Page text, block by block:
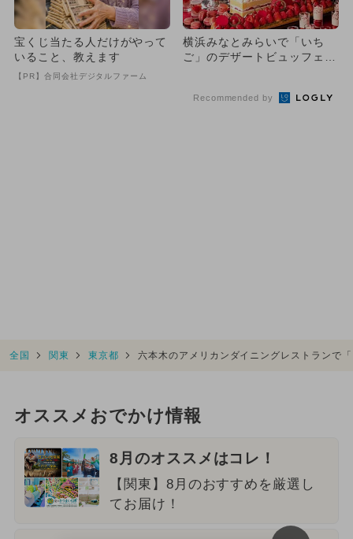
宝くじ当たる人だけがやって
いること、教えます
【PR】合同会社デジタルファーム
横浜みなとみらいで「いち
ご」のデザートビュッフェ
Recommended by
全国 関東 東京都 六本木のアメリカンダイニングレストラン
オススメおでかけ情報
8月のオススメはコレ！
【関東】8月のおすすめを厳選し
てお届け！